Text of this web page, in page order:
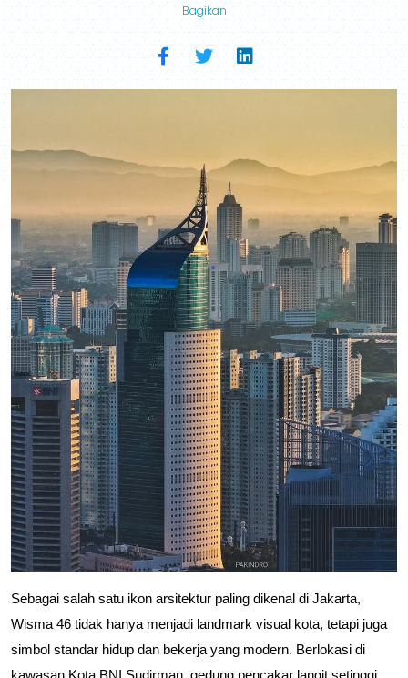
Bagikan
Sebagai salah satu ikon arsitektur paling dikenal di Jakarta,
Wisma 46 tidak hanya menjadi landmark visual kota, tetapi juga
simbol standar hidup dan bekerja yang modern. Berlokasi di
kawasan Kota BNI Sudirman, gedung pencakar langit setinggi